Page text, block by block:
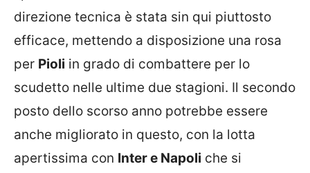
direzione tecnica è stata sin qui piuttosto
efficace, mettendo a disposizione una rosa
per Pioli in grado di combattere per lo
scudetto nelle ultime due stagioni. Il secondo
posto dello scorso anno potrebbe essere
anche migliorato in questo, con la lotta
apertissima con Inter e Napoli che si